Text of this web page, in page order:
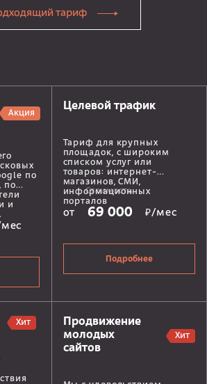
тариф
Акция
по
по
и
Целевой трафик
Тариф для крупных
площадок, с широким
списком услуг или
товаров: интернет-
магазинов, СМИ,
информационных
порталов
Стоимость
от 69 000 ₽/мес
Подробнее
Хит
Продвижение
молодых
сайтов
Хит